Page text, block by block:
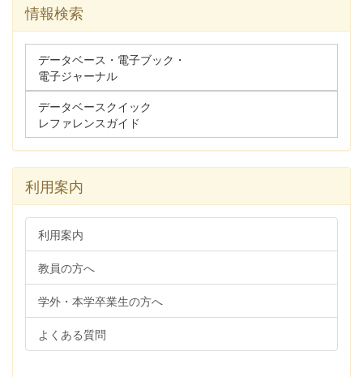
情報検索
データベース・電子ブック・
電子ジャーナル
データベースクイック
レファレンスガイド
利用案内
利用案内
教員の方へ
学外・本学卒業生の方へ
よくある質問